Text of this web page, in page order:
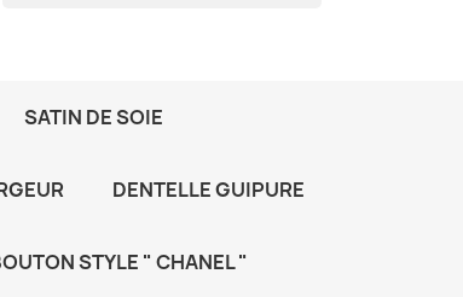
SATIN DE SOIE
DENTELLE GUIPURE
STYLE " CHANEL "